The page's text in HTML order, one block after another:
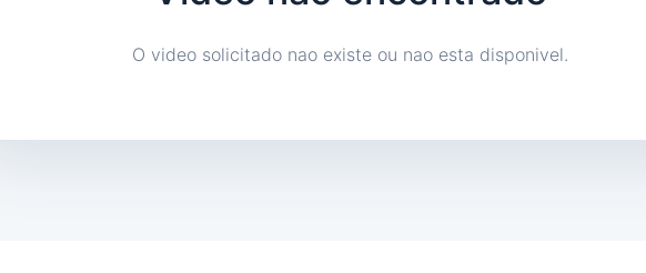
O video solicitado nao existe ou nao esta disponivel.